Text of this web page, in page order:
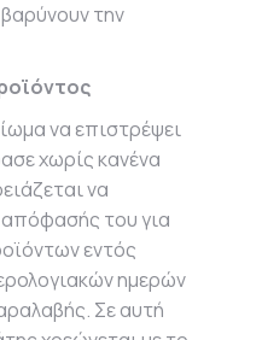
την
να επιστρέψει
χωρίς κανένα
να
απόφασής του για
εντός
ημερών
Σε αυτή